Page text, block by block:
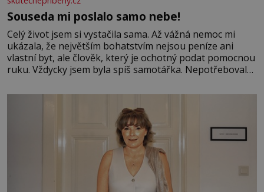
Souseda mi poslalo samo nebe!
Celý život jsem si vystačila sama. Až vážná nemoc mi
ukázala, že největším bohatstvím nejsou peníze ani
vlastní byt, ale člověk, který je ochotný podat pomocnou
ruku. Vždycky jsem byla spíš samotářka. Nepotřebovala
mi knihy, práce a hlavně klid. Hned po studiích jsem